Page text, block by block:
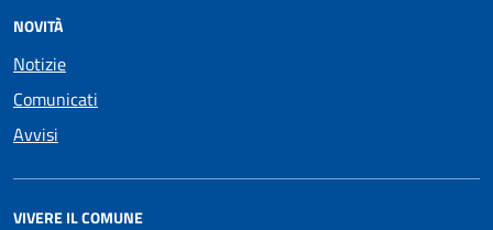
NOVITÀ
Notizie
Comunicati
Avvisi
VIVERE IL COMUNE